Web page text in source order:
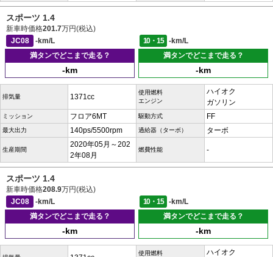
スポーツ 1.4
新車時価格201.7万円(税込)
JC08
-km/L 10・15
-km/L
満タンでどこまで走る？
-km
満タンでどこまで走る？
-km
排気量 1371cc
使用燃料
エンジン
ハイオク
ガソリン
ミッション フロア6MT 駆動方式 FF
最大出力 140ps/5500rpm 過給器（ターボ） ターボ
生産期間
2020年05月～202
2年08月
燃費性能 -
スポーツ 1.4
新車時価格208.9万円(税込)
JC08
-km/L 10・15
-km/L
満タンでどこまで走る？
-km
満タンでどこまで走る？
-km
使用燃料
ハイオク